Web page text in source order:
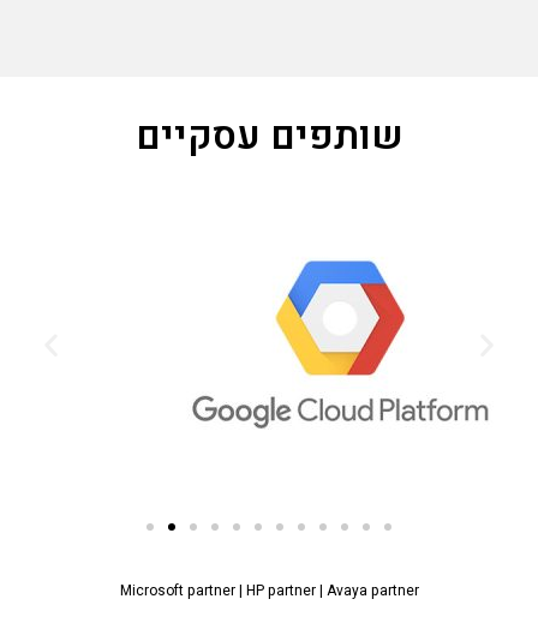
שותפים עסקיים
Microsoft partner| HP partner| Avaya partner